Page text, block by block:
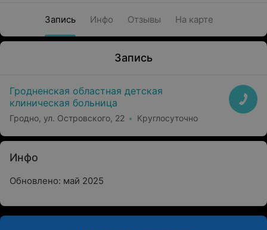
Запись Инфо Отзывы На карте
Запись
Гродненская областная детская
клиническая больница
Гродно, ул. Островского, 22 Круглосуточно
Инфо
Обновлено: май 2025